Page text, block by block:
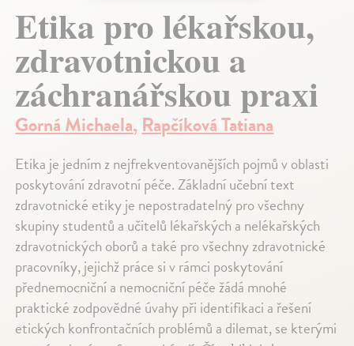
Etika pro lékařskou,
zdravotnickou a
záchranářskou praxi
Gorná Michaela,Rapčíková Tatiana
Etika je jedním z nejfrekventovanějších pojmů v oblasti
poskytování zdravotní péče. Základní učební text
zdravotnické etiky je nepostradatelný pro všechny
skupiny studentů a učitelů lékařských a nelékařských
zdravotnických oborů a také pro všechny zdravotnické
pracovníky, jejichž práce si v rámci poskytování
přednemocniční a nemocniční péče žádá mnohé
praktické zodpovědné úvahy při identifikaci a řešení
etických konfrontačních problémů a dilemat, se kterými